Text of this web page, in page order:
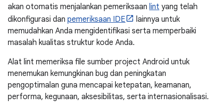
akan otomatis menjalankan pemeriksaan lint yang telah
dikonfigurasi dan pemeriksaan IDE
lainnya untuk
memudahkan Anda mengidentifikasi serta memperbaiki
masalah kualitas struktur kode Anda.
Alat lint memeriksa file sumber project Android untuk
menemukan kemungkinan bug dan peningkatan
pengoptimalan guna mencapai ketepatan, keamanan,
performa, kegunaan, aksesibilitas, serta internasionalisasi.